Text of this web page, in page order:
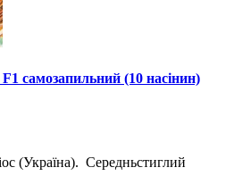
самозапильний (10 насінин)
(Україна). Середньстиглий